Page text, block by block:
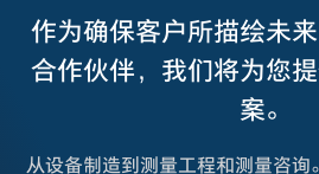
作为确保客户所描绘未
合作伙伴，我们将为您
案。
从设备制造到测量工程和测量咨询